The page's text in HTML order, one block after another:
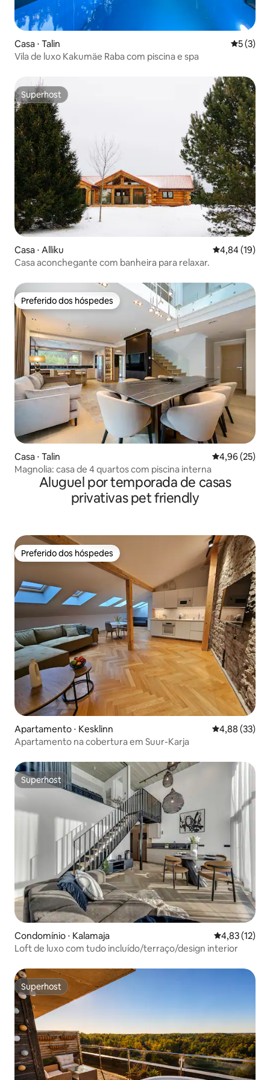
Casa ⋅ Talin 5 de
5 (3)
Vila de luxo Kakumäe Raba com piscina e spa
Superhost
Superhost
Casa ⋅ Alliku 4,84 de uma
4,84 (19)
Casa aconchegante com banheira para relaxar.
Preferido dos hóspedes
Preferido dos hóspedes
Casa ⋅ Talin 4,96 de uma
4,96 (25)
Magnolia: casa de 4 quartos com piscina interna
Aluguel por temporada de casas
privativas pet friendly
Preferido dos hóspedes
Preferido dos hóspedes
Apartamento ⋅ Kesklinn 4,88 de uma
4,88 (33)
Apartamento na cobertura em Suur-Karja
Superhost
Superhost
Condomínio ⋅ Kalamaja 4,83 de uma
4,83 (12)
Loft de luxo com tudo incluído/terraço/design interior
Superhost
Superhost